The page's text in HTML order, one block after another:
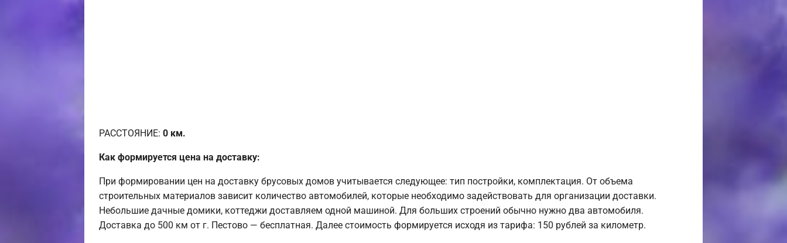
РАССТОЯНИЕ: 0 км.
Как формируется цена на доставку:
При формировании цен на доставку брусовых домов учитывается следующее: тип постройки, комплектация. От объема
строительных материалов зависит количество автомобилей, которые необходимо задействовать для организации доставки.
Небольшие дачные домики, коттеджи доставляем одной машиной. Для больших строений обычно нужно два автомобиля.
Доставка до 500 км от г. Пестово — бесплатная. Далее стоимость формируется исходя из тарифа: 150 рублей за километр.